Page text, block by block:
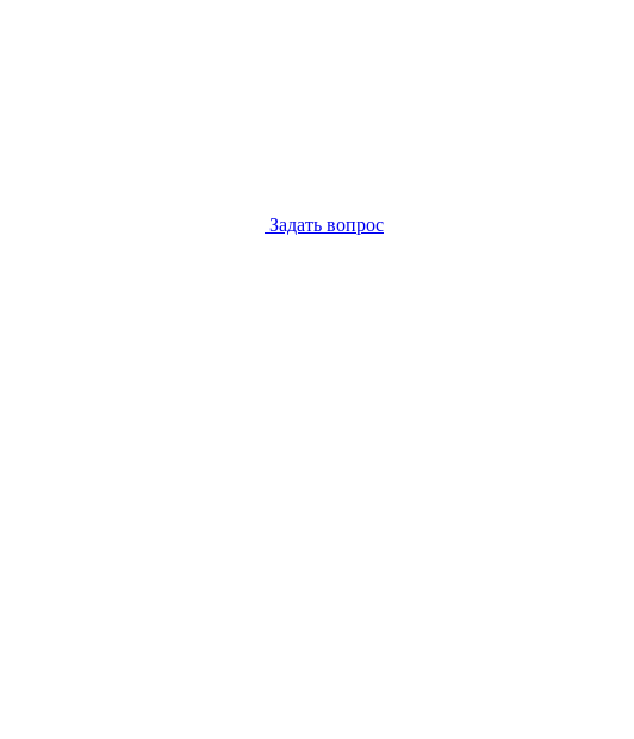
Задать вопрос